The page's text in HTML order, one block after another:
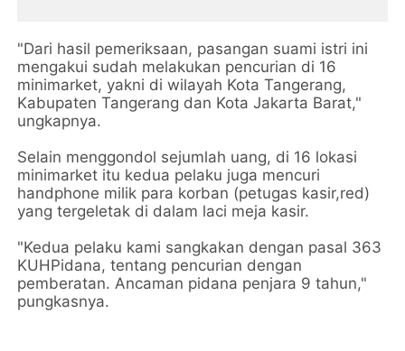
"Dari hasil pemeriksaan, pasangan suami istri ini
mengakui sudah melakukan pencurian di 16
minimarket, yakni di wilayah Kota Tangerang,
Kabupaten Tangerang dan Kota Jakarta Barat,"
ungkapnya.
Selain menggondol sejumlah uang, di 16 lokasi
minimarket itu kedua pelaku juga mencuri
handphone milik para korban (petugas kasir,red)
yang tergeletak di dalam laci meja kasir.
"Kedua pelaku kami sangkakan dengan pasal 363
KUHPidana, tentang pencurian dengan
pemberatan. Ancaman pidana penjara 9 tahun,"
pungkasnya.